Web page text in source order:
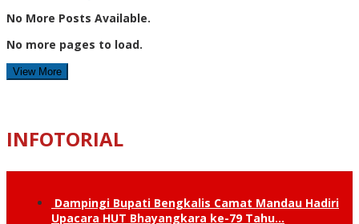
No More Posts Available.
No more pages to load.
View More
INFOTORIAL
Dampingi Bupati Bengkalis Camat Mandau Hadiri
Upacara HUT Bhayangkara ke-79 Tahu…